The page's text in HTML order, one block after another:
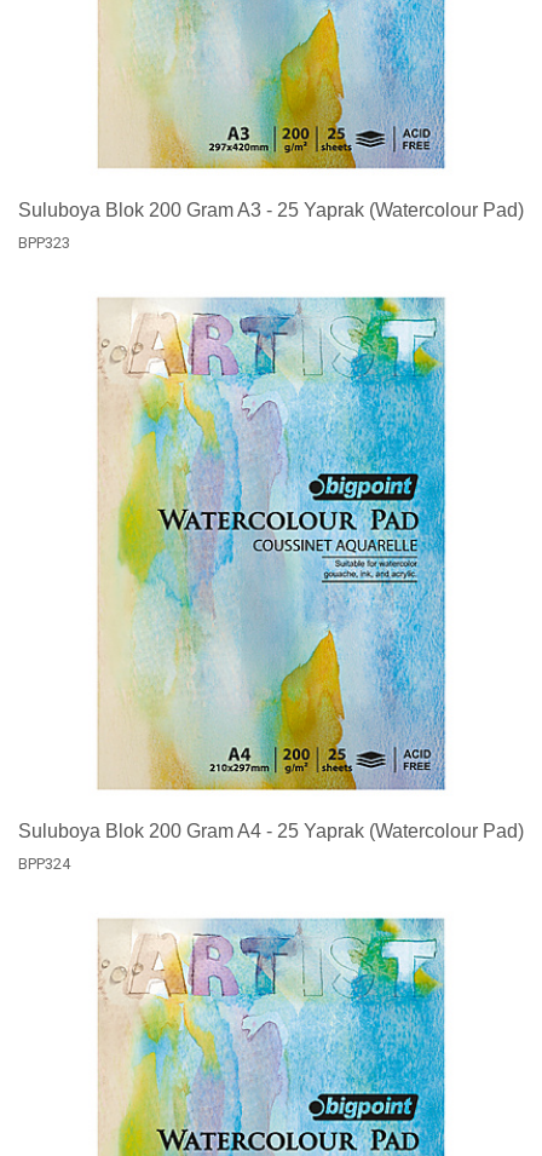
Suluboya Blok 200 Gram A3 - 25 Yaprak (Watercolour Pad)
BPP323
Suluboya Blok 200 Gram A4 - 25 Yaprak (Watercolour Pad)
BPP324